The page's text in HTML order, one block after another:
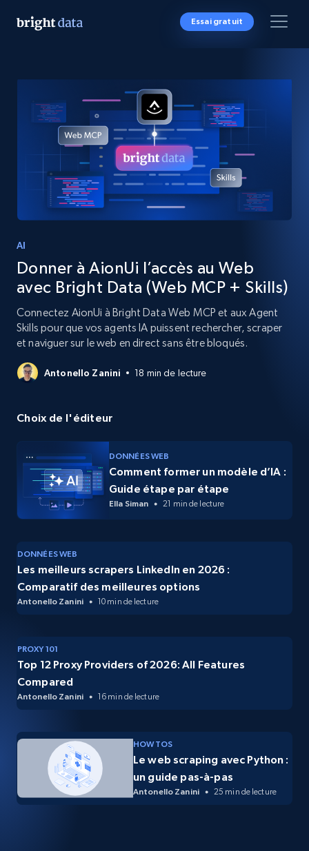
Essai gratuit
AI
Donner à AionUi l’accès au Web
avec Bright Data (Web MCP + Skills)
Connectez AionUi à Bright Data Web MCP et aux Agent
Skills pour que vos agents IA puissent rechercher, scraper
et naviguer sur le web en direct sans être bloqués.
Antonello Zanini 18 min de lecture
Choix de l'éditeur
DONNÉES WEB
Comment former un modèle d’IA :
Guide étape par étape
Ella Siman 21 min de lecture
DONNÉES WEB
Les meilleurs scrapers LinkedIn en 2026 :
Comparatif des meilleures options
Antonello Zanini 10 min de lecture
PROXY 101
Top 12 Proxy Providers of 2026: All Features
Compared
Antonello Zanini 16 min de lecture
HOW TOS
Le web scraping avec Python :
un guide pas-à-pas
Antonello Zanini 25 min de lecture